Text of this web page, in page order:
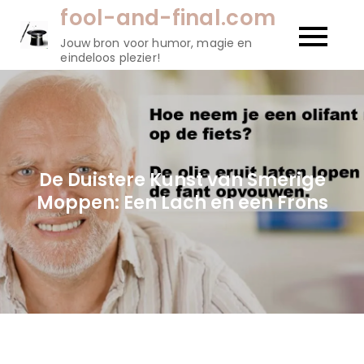
gaan
fool-and-final.com
Jouw bron voor humor, magie en
eindeloos plezier!
De Duistere Kunst van Smerige
Moppen: Een Lach en een Frons